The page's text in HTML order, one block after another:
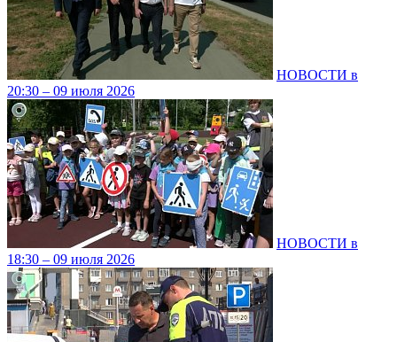
НОВОСТИ в
20:30 – 09 июля 2026
НОВОСТИ в
18:30 – 09 июля 2026